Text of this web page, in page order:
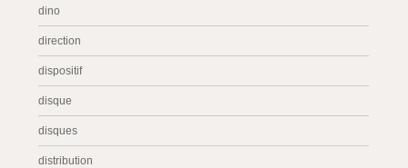
dino
direction
dispositif
disque
disques
distribution